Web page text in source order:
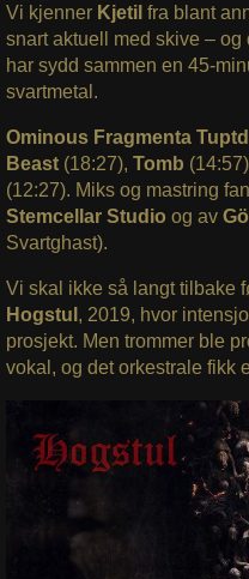
Vi kjenner Kjetil fra blant
snart aktuell med skive –
har sydd sammen en 45-
svartmetal.
Ominous Fragmenta
Beast(18:27), Tomb
(12:27). Miks og mastring
Stemcellar Studio og av
Svartghast).
Vi skal ikke så langt tilbake
Hogstul , 2019, hvor
prosjekt. Men trommer ble
vokal, og det orkestrale fikk